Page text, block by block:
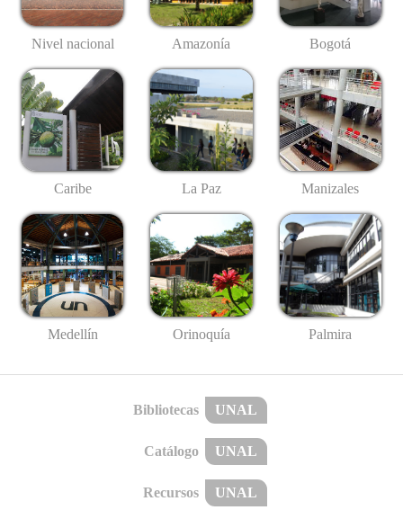
Nivel nacional Amazonía Bogotá
Caribe La Paz Manizales
Medellín Orinoquía Palmira
Bibliotecas UNAL
Catálogo UNAL
Recursos UNAL